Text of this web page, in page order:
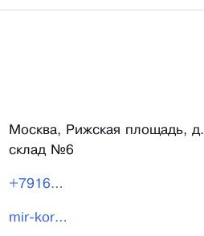
Москва, Рижская площадь,
склад №6
+79161090827
mir-korzin@mail.ru